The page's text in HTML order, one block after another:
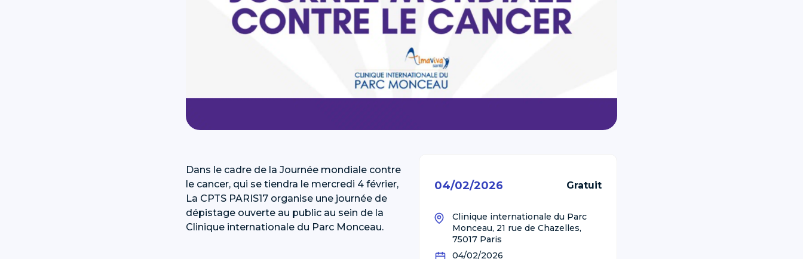
Dans le cadre de la Journée mondiale contre
le cancer, qui se tiendra le mercredi 4 février,
La CPTS PARIS17 organise une journée de
dépistage ouverte au public au sein de la
Clinique internationale du Parc Monceau.
04/02/2026 Gratuit
Clinique internationale du Parc
Monceau, 21 rue de Chazelles,
75017 Paris
04/02/2026